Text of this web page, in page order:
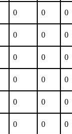
0 0
0
0 0 0
0 0
0
0 0
0
0 0 0
0 0 0